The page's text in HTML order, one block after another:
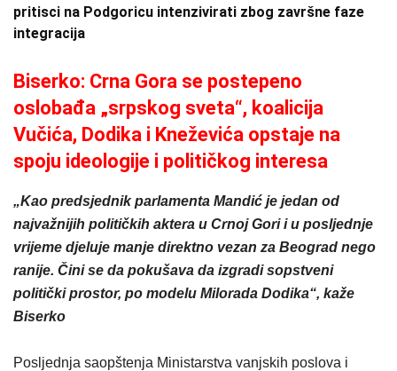
pritisci na Podgoricu intenzivirati zbog završne faze
integracija
Biserko: Crna Gora se postepeno
oslobađa „srpskog sveta“, koalicija
Vučića, Dodika i Kneževića opstaje na
spoju ideologije i političkog interesa
„Kao predsjednik parlamenta Mandić je jedan od
najvažnijih političkih aktera u Crnoj Gori i u posljednje
vrijeme djeluje manje direktno vezan za Beograd nego
ranije. Čini se da pokušava da izgradi sopstveni
politički prostor, po modelu Milorada Dodika“, kaže
Biserko
Posljednja saopštenja Ministarstva vanjskih poslova i